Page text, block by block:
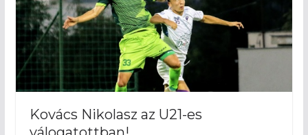
Kovács Nikolasz az U21-es